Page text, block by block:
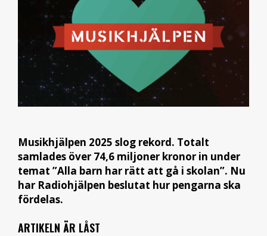
Musikhjälpen 2025 slog rekord. Totalt
samlades över 74,6 miljoner kronor in under
temat ”Alla barn har rätt att gå i skolan”. Nu
har Radiohjälpen beslutat hur pengarna ska
fördelas.
ARTIKELN ÄR LÅST